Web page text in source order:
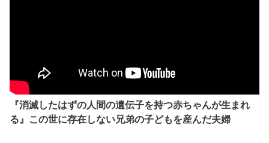
『消滅したはずの人間の遺伝子を持つ赤ちゃんが生まれ
る』この世に存在しない兄弟の子どもを産んだ夫婦